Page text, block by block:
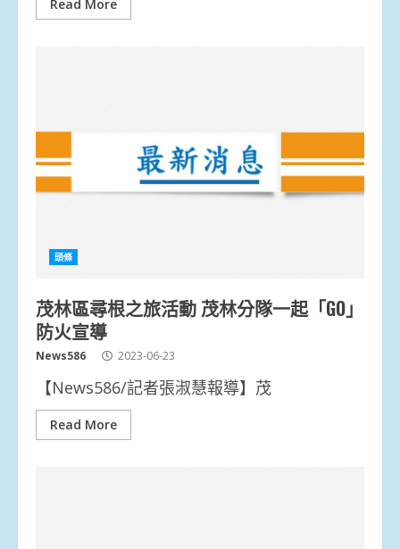
Read More
頭條
茂林區尋根之旅活動 茂林分隊一起「GO」
防火宣導
News586 2023-06-23
【News586/記者張淑慧報導】茂
Read More